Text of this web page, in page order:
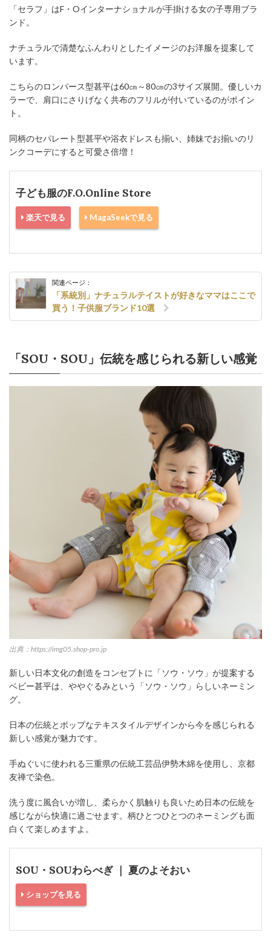
「セラフ」はF・Oインターナショナルが手掛ける女の子専用ブラ
ンド。
ナチュラルで清楚なふんわりとしたイメージのお洋服を提案して
います。
こちらのロンパース型甚平は60㎝～80㎝の3サイズ展開。優しいカ
ラーで、肩口にさりげなく共布のフリルが付いているのがポイン
ト。
同柄のセパレート型甚平や浴衣ドレスも揃い、姉妹でお揃いのリ
ンクコーデにすると可愛さ倍増！
子ども服のF.O.Online Store
楽天で見る MagaSeekで見る
関連ページ：
「系統別」ナチュラルテイストが好きなママはここで
買う！子供服ブランド10選
「SOU・SOU」伝統を感じられる新しい感覚
出典：https://img05.shop-pro.jp
新しい日本文化の創造をコンセプトに「ソウ・ソウ」が提案する
ベビー甚平は、ややぐるみという「ソウ・ソウ」らしいネーミン
グ。
日本の伝統とポップなテキスタイルデザインから今を感じられる
新しい感覚が魅力です。
手ぬぐいに使われる三重県の伝統工芸品伊勢木綿を使用し、京都
友禅で染色。
洗う度に風合いが増し、柔らかく肌触りも良いため日本の伝統を
感じながら快適に過ごせます。柄ひとつひとつのネーミングも面
白くて楽しめますよ。
SOU・SOUわらべぎ ｜ 夏のよそおい
ショップを見る